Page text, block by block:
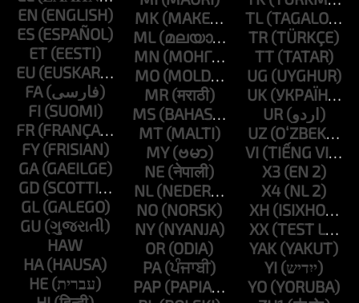
EN
ES
ET
EU
FA
FI
FR
FY
GA
GD
GL
GU
HAW
HA
HE
MK
ML
MN
MO
MR
MS
MT
MY
NE
NL
NO
NY
OR
PA
PAP
TL
TR
TT
UG
UK
UR
UZ
VI
X3
X4
XH
XX
YAK
YI
YO